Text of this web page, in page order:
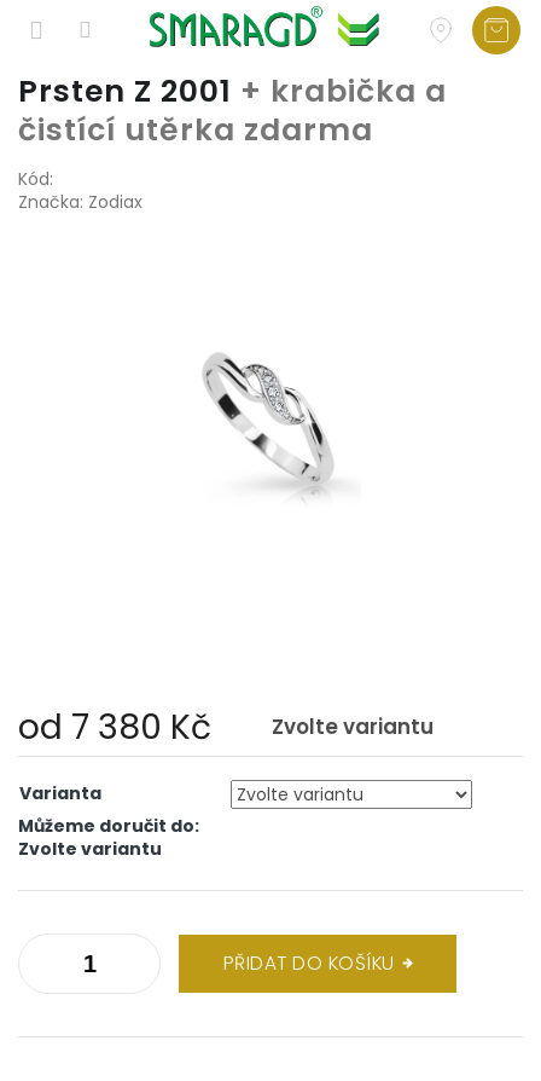
Přejít
obsah
Prsten Z 2001 + krabička a
čistící utěrka zdarma
Kód:
Značka: Zodiax
od 7 380 Kč Zvolte variantu
cena:
Varianta
Můžeme doručit do:
Zvolte variantu
PŘIDAT DO KOŠÍKU